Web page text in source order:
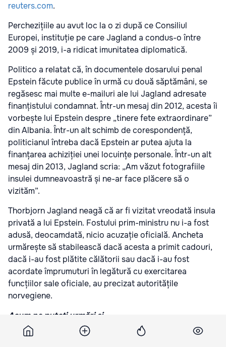
reuters.com.
Perchezițiile au avut loc la o zi după ce Consiliul
Europei, instituție pe care Jagland a condus-o între
2009 și 2019, i-a ridicat imunitatea diplomatică.
Politico a relatat că, în documentele dosarului penal
Epstein făcute publice în urmă cu două săptămâni, se
regăsesc mai multe e-mailuri ale lui Jagland adresate
finanțistului condamnat. Într-un mesaj din 2012, acesta îi
vorbește lui Epstein despre „tinere fete extraordinare”
din Albania. Într-un alt schimb de corespondență,
politicianul întreba dacă Epstein ar putea ajuta la
finanțarea achiziției unei locuințe personale. Într-un alt
mesaj din 2013, Jagland scria: „Am văzut fotografiile
insulei dumneavoastră și ne-ar face plăcere să o
vizităm”.
Thorbjorn Jagland neagă că ar fi vizitat vreodată insula
privată a lui Epstein. Fostului prim-ministru nu i-a fost
adusă, deocamdată, nicio acuzație oficială. Ancheta
urmărește să stabilească dacă acesta a primit cadouri,
dacă i-au fost plătite călătorii sau dacă i-au fost
acordate împrumuturi în legătură cu exercitarea
funcțiilor sale oficiale, au precizat autoritățile
norvegiene.
Acum ne puteți urmări și
Telegram Facebook Instagram
pentru a fi la
curent cu ultimele știri.